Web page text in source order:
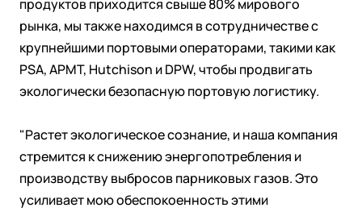
продуктов приходится свыше 80% мирового
рынка, мы также находимся в сотрудничестве с
крупнейшими портовыми операторами, такими как
PSA, APMT, Hutchison и DPW, чтобы продвигать
экологически безопасную портовую логистику.
"Растет экологическое сознание, и наша компания
стремится к снижению энергопотребления и
производству выбросов парниковых газов. Это
усиливает мою обеспокоенность этими